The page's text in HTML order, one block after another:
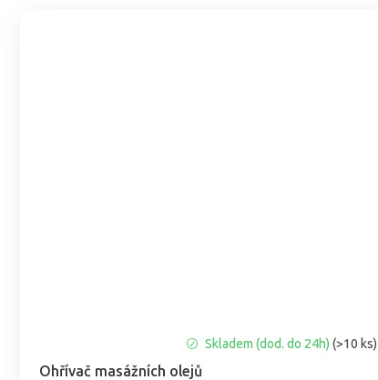
Ohřívač masážních olejů
hodnocení
Skladem (dod. do 24h)(>10 ks)